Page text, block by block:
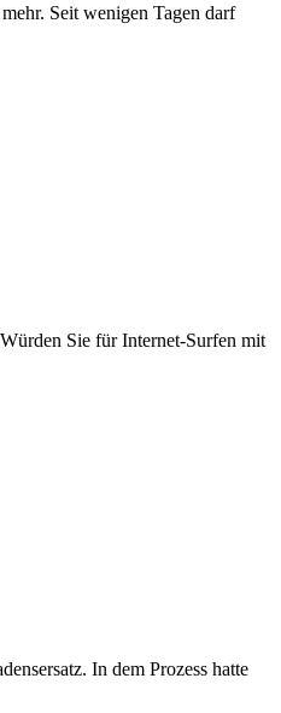
Seit wenigen Tagen darf
Sie für Internet-Surfen mit
In dem Prozess hatte